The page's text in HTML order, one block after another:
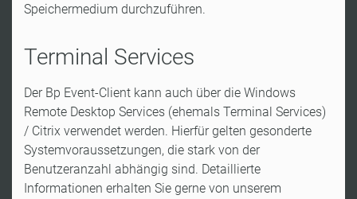
Speichermedium durchzuführen.
Terminal Services
Der Bp Event-Client kann auch über die Windows
Remote Desktop Services (ehemals Terminal Services)
/ Citrix verwendet werden. Hierfür gelten gesonderte
Systemvoraussetzungen, die stark von der
Benutzeranzahl abhängig sind. Detaillierte
Informationen erhalten Sie gerne von unserem